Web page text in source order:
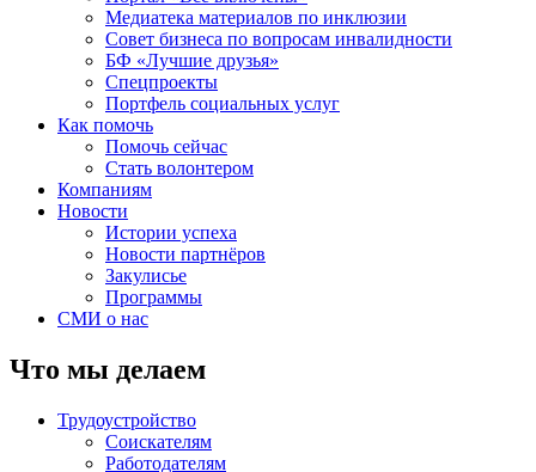
Медиатека материалов по инклюзии
Совет бизнеса по вопросам инвалидности
БФ «Лучшие друзья»
Спецпроекты
Портфель социальных услуг
Как помочь
Помочь сейчас
Стать волонтером
Компаниям
Новости
Истории успеха
Новости партнёров
Закулисье
Программы
СМИ о нас
Что мы делаем
Трудоустройство
Соискателям
Работодателям